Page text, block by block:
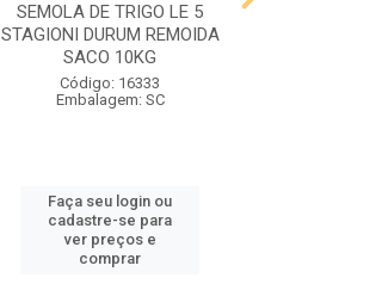
SEMOLA DE TRIGO LE 5
STAGIONI DURUM REMOIDA
SACO 10KG
Código: 16333
Embalagem: SC
Faça seu login ou
cadastre-se para
ver preços e
comprar